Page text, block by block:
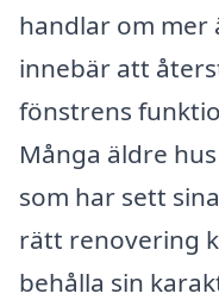
handlar om mer
innebär att
fönstrens
Många äldre
som har sett
rätt renovering
behålla sin